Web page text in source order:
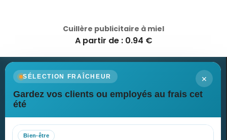
Cuillère publicitaire à miel
A partir de : 0.94 €
×
SÉLECTION FRAÎCHEUR
Gardez vos clients ou employés au frais cet
été
Bien-être
Newsletter
Recevez nos dernières nouvelles et nos offres spéciales